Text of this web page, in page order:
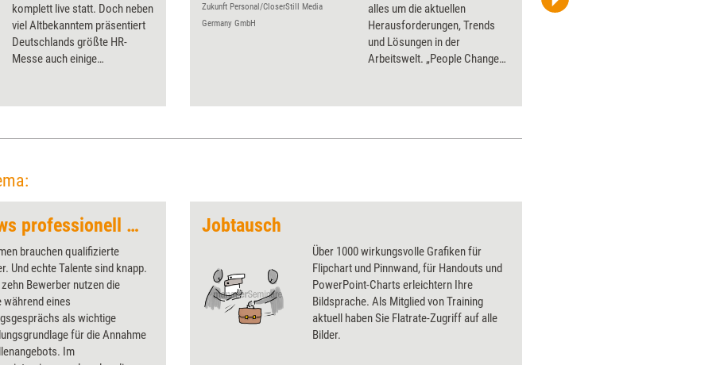
komplett live statt. Doch neben
viel Altbekanntem präsentiert
Deutschlands größte HR-
Messe auch einige
Zukunft Personal/CloserStill Media
Germany GmbH
alles um die aktuellen
Herausforderungen, Trends
und Lösungen in der
Arbeitswelt. „People Change
chriskuddl, Zweisam/photocase.com
Bewerbungsinterviews professionell durchführen (Trainingskonzept)
brauchen qualifizierte
Und echte Talente sind knapp.
Bewerber nutzen die
während eines
als wichtige
für die Annahme
Im
Jobtausch
Über 1000 wirkungsvolle Grafiken für
Flipchart und Pinnwand, für Handouts und
PowerPoint-Charts erleichtern Ihre
Bildsprache. Als Mitglied von Training
aktuell haben Sie Flatrate-Zugriff auf alle
Bilder.